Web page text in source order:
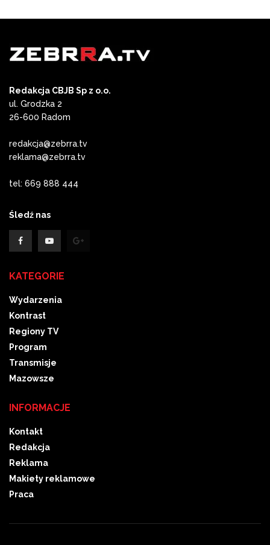
Redakcja CBJB Sp z o.o.
ul. Grodzka 2
26-600 Radom
redakcja@zebrra.tv
reklama@zebrra.tv
tel: 669 888 444
Śledź nas
KATEGORIE
Wydarzenia
Kontrast
Regiony TV
Program
Transmisje
Mazowsze
INFORMACJE
Kontakt
Redakcja
Reklama
Makiety reklamowe
Praca